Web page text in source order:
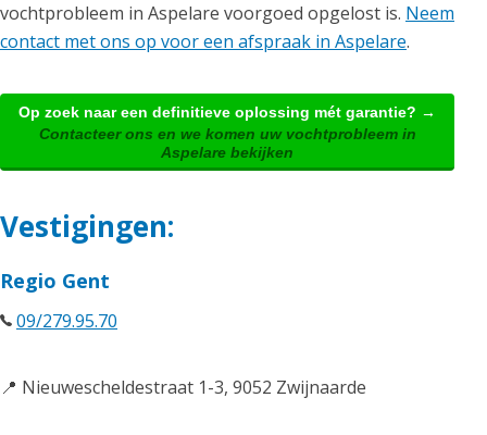
vochtprobleem in Aspelare voorgoed opgelost is. Neem
contact met ons op voor een afspraak in Aspelare.
Op zoek naar een definitieve oplossing mét garantie? →
Contacteer ons en we komen uw vochtprobleem in
Aspelare bekijken
Vestigingen:
Regio Gent
09/279.95.70
📍 Nieuwescheldestraat 1-3, 9052 Zwijnaarde